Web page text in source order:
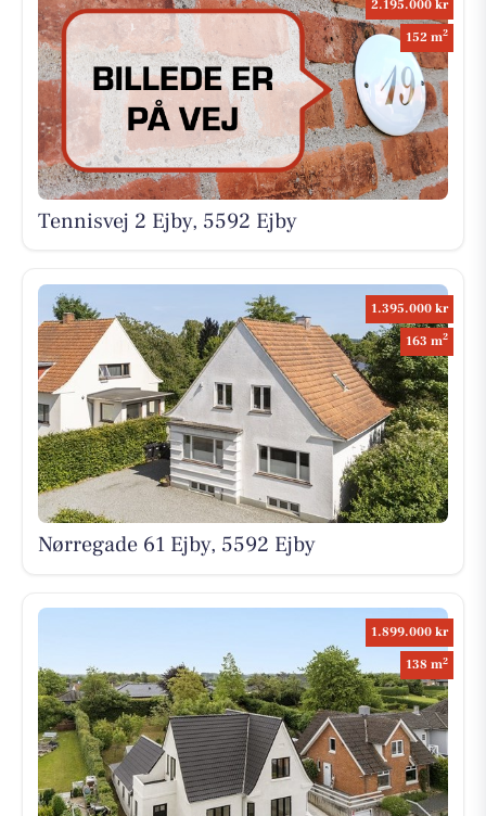
2.195.000 kr
152 m2
Tennisvej 2 Ejby, 5592 Ejby
1.395.000 kr
163 m2
Nørregade 61 Ejby, 5592 Ejby
1.899.000 kr
138 m2